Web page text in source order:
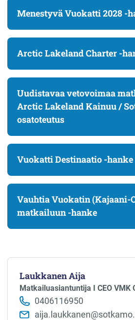
Menestyvä Vuokatti 2028 -
Arctic Lakeland Charter -
Uudistavaa vetovoimaa
Arctic Lakeland Kainuu /
osatoteutus
Vuokatti Destinaatio -hanke
Vauhtia Vuokatin (Kajaani-
matkailuun -hanke
Laukkanen Aija
Matkailuasiantuntija I CEO VMK
0406116950